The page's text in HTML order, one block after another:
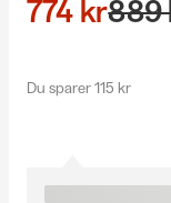
774 kr889
Du sparer 115 kr